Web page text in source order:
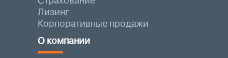
Лизинг
Корпоративные продажи
О компании